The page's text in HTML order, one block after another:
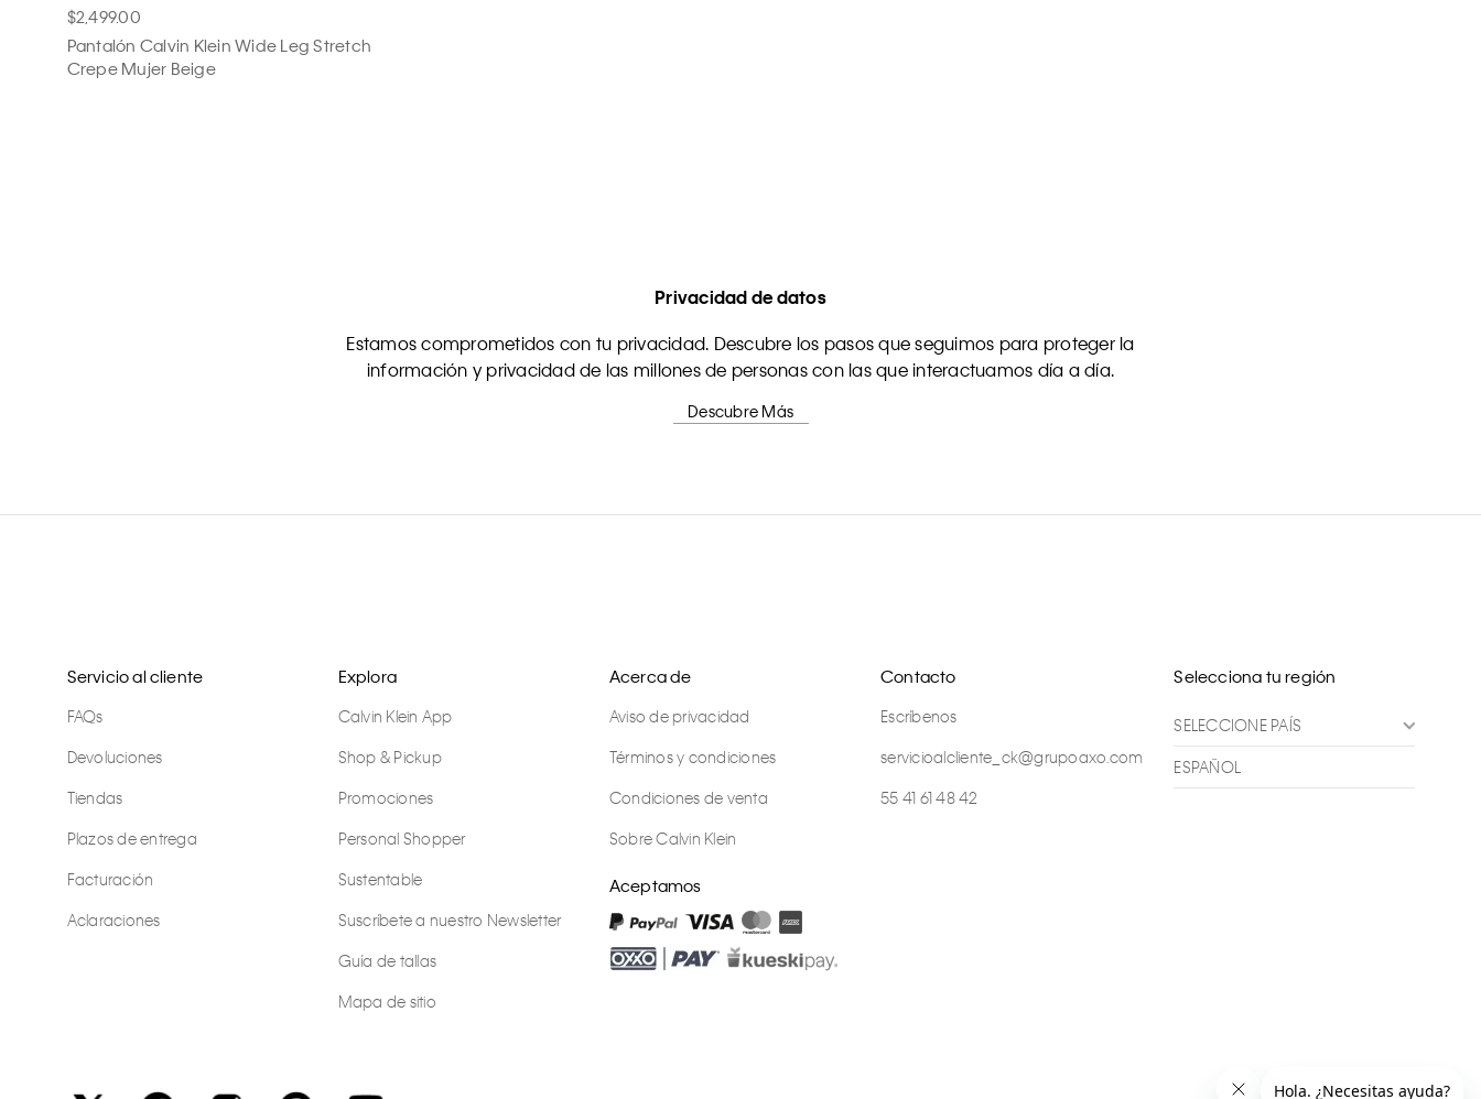
$2,499.00
Pantalón Calvin Klein Wide Leg Stretch
Crepe Mujer Beige
Privacidad de datos
Estamos comprometidos con tu privacidad. Descubre los pasos que seguimos para proteger la
información y privacidad de las millones de personas con las que interactuamos día a día.
Descubre Más
Servicio al cliente
FAQs
Devoluciones
Tiendas
Plazos de entrega
Facturación
Aclaraciones
Explora
Calvin Klein App
Shop & Pickup
Promociones
Personal Shopper
Sustentable
Suscríbete a nuestro Newsletter
Guía de tallas
Mapa de sitio
Acerca de
Aviso de privacidad
Términos y condiciones
Condiciones de venta
Sobre Calvin Klein
Aceptamos
Contacto
Escríbenos
servicioalcliente_ck@grupoaxo.com
55 41 61 48 42
Selecciona tu región
SELECCIONE PAÍS
ESPAÑOL